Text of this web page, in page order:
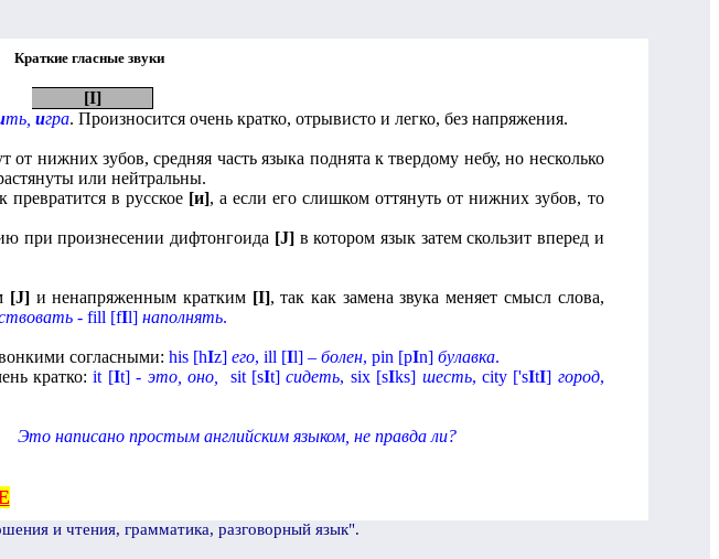
Краткие гласные звуки
[I]
ть, игра. Произносится очень кратко, отрывисто и легко, без напряжения.
от нижних зубов, средняя часть языка поднята к твердому небу, но несколько
или нейтральны.
в русское [и], а если его слишком оттянуть от нижних зубов, то
при произнесении дифтонгоида [J]в котором язык затем скользит вперед и
[J]и ненапряженным кратким [I], так как замена звука меняет смысл слова,
- fill [fIl] наполнять.
согласными: his[hIz] его, ill [Il] – болен, pin [pIn] булавка.
кратко:it [It] - это, оно, sit[sIt]сидеть, six[sIks] шесть, city['sItI] город,
Это написано простым английским языком, не правда ли?
и чтения, грамматика, разговорный язык".